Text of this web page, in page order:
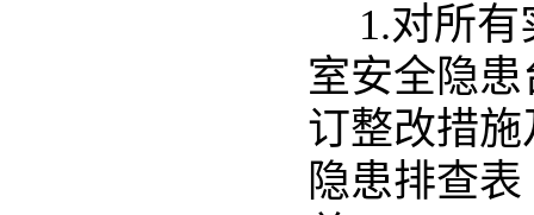
1.对所有
室安全隐
订整改措
隐患排查